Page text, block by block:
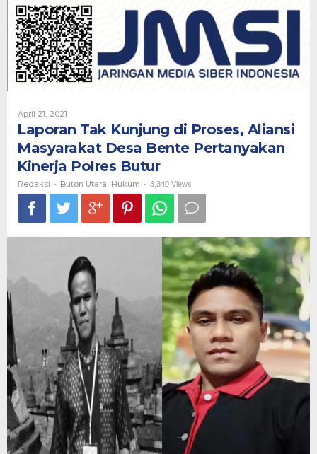
Proses,
Aliansi
Masyarakat
Bente
Butur
April 21, 2021
Laporan Tak Kunjung di Proses, Aliansi
Masyarakat Desa Bente Pertanyakan
Kinerja Polres Butur
Redaksi - Buton Utara Hukum - 3,340 Views